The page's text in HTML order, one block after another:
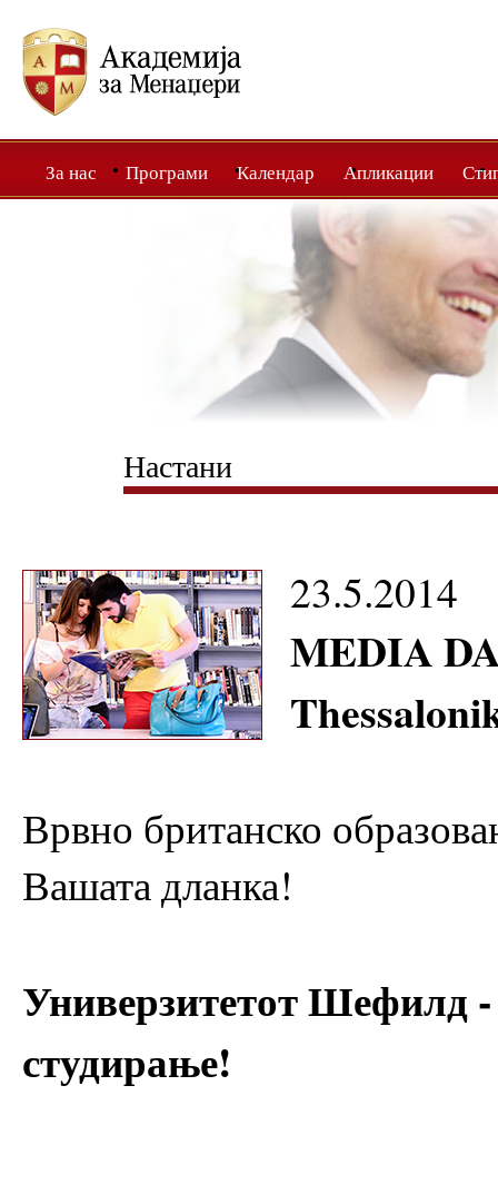
За нас Програми Календар Апликации
Настани
23.5.2014
MEDIA
Врвно британско
Вашата дланка!
Универзитетот Шефилд -
студирање!